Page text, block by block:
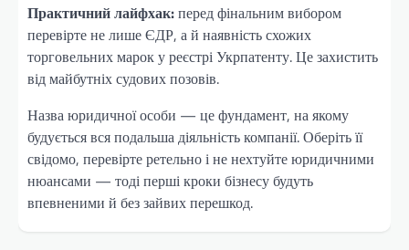
Практичний лайфхак:перед фінальним вибором
перевірте не лише ЄДР, а й наявність схожих
торговельних марок у реєстрі Укрпатенту. Це захистить
від майбутніх судових позовів.
Назва юридичної особи — це фундамент, на якому
будується вся подальша діяльність компанії. Оберіть її
свідомо, перевірте ретельно і не нехтуйте юридичними
нюансами — тоді перші кроки бізнесу будуть
впевненими й без зайвих перешкод.